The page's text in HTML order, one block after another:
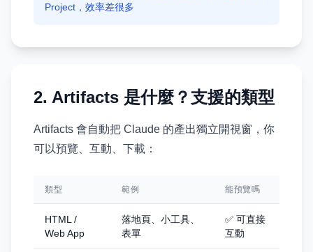
Project，效率差很多
2. Artifacts 是什麼？支援的類型
Artifacts 會自動把 Claude 的產出獨立開視窗，你
可以預覽、互動、下載：
類型 範例 能預覽嗎
HTML /
Web App
落地頁、小工具、
表單
✅ 可直接
互動